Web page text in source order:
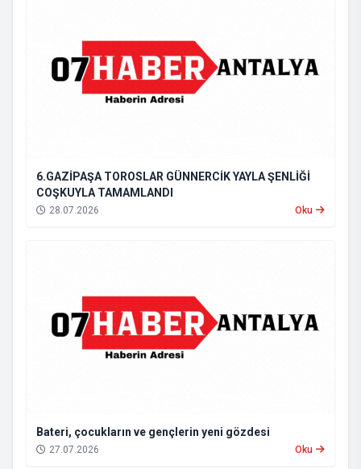
6.GAZİPAŞA TOROSLAR GÜNNERCİK YAYLA ŞENLİĞİ
COŞKUYLA TAMAMLANDI
28.07.2026 Oku
Bateri, çocukların ve gençlerin yeni gözdesi
27.07.2026 Oku